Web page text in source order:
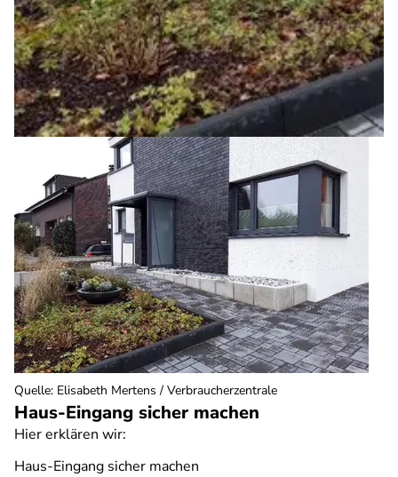
Haus-Eingang sicher machen
Hier erklären wir:
Haus-Eingang sicher machen
Quelle: Elisabeth Mertens / Verbraucherzentrale